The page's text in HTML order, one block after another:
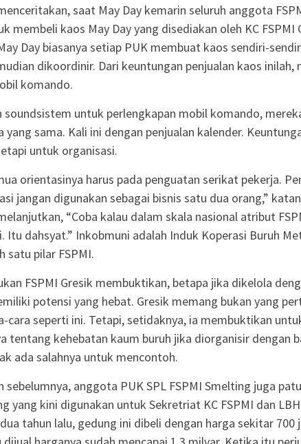
saat May Day kemarin seluruh anggota
membeli kaos May Day yang disediakan oleh KC FSPMI
Day biasanya setiap PUK membuat kaos sendiri-
dikoordinir. Dari keuntungan penjualan kaos inilah,
komando.
soundsistem untuk perlengkapan mobil komando,
yang sama. Kali ini dengan penjualan kalender.
untuk organisasi.
orientasinya harus pada penguatan serikat pekerja.
jangan digunakan sebagai bisnis satu dua orang,”
“Coba kalau dalam skala nasional atribut
Itu dahsyat.” Inkobmuni adalah Induk Koperasi Buruh
satu pilar FSPMI.
FSPMI Gresik membuktikan, betapa jika dikelola
potensi yang hebat. Gresik memang bukan yang
cara seperti ini. Tetapi, setidaknya, ia membuktikan
tentang kehebatan kaum buruh jika diorganisir dengan
ada salahnya untuk mencontoh.
sebelumnya, anggota PUK SPL FSPMI Smelting juga
yang kini digunakan untuk Sekretriat KC FSPMI dan LBH
tahun lalu, gedung ini dibeli dengan harga sekitar 700